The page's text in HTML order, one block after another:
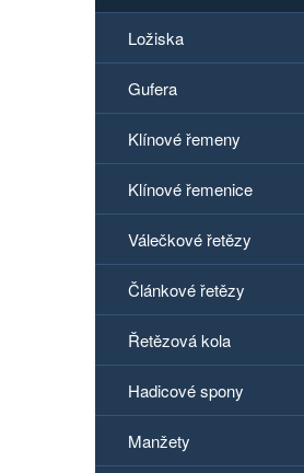
Ložiska
Gufera
Klínové řemeny
Klínové řemenice
Válečkové řetězy
Článkové řetězy
Řetězová kola
Hadicové spony
Manžety